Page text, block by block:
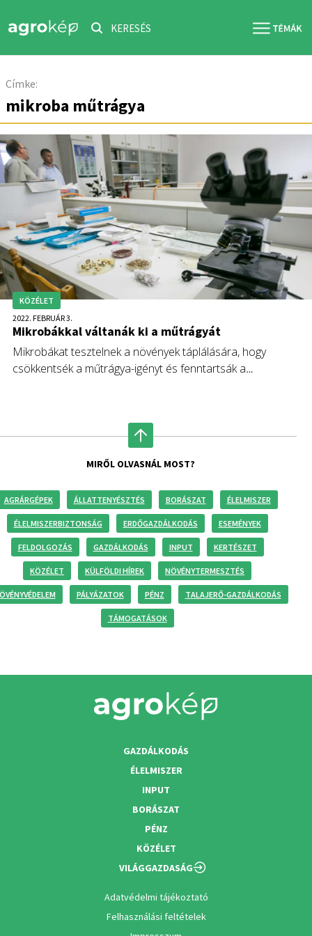
KERESÉS
Címke:
mikroba műtrágya
KÖZÉLET
2022. FEBRUÁR 3.
Mikrobákkal váltanák ki a műtrágyát
Mikrobákat tesztelnek a növények táplálására, hogy
csökkentsék a műtrágya-igényt és fenntartsák a
MIRŐL OLVASNÁL MOST?
AGRÁRGÉPEK ÁLLATTENYÉSZTÉS BORÁSZAT ÉLELMISZER
ÉLELMISZERBIZTONSÁG ERDŐGAZDÁLKODÁS ESEMÉNYEK
FELDOLGOZÁS GAZDÁLKODÁS INPUT KERTÉSZET
KÖZÉLET KÜLFÖLDI HÍREK NÖVÉNYTERMESZTÉS
PÁLYÁZATOK PÉNZ TALAJERŐ-GAZDÁLKODÁS
TÁMOGATÁSOK
GAZDÁLKODÁS
ÉLELMISZER
INPUT
BORÁSZAT
PÉNZ
KÖZÉLET
VILÁGGAZDASÁG
Adatvédelmi tájékoztató
Felhasználási feltételek